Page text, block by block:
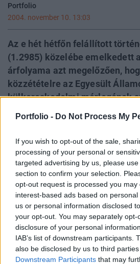
Portfolio - Do Not Process My
If you wish to opt-out of the sale,
processing of your personal or
targeted advertising by us, please
section to confirm your selection.
opt-out request is processed you may
interest-based ads based on
us or personal information disclosed
your opt-out. You may separately
disclosure of your personal
IAB’s list of downstream participants.
also be disclosed by us to third
Downstream Participants that may
Portfolio
2004. november 10. 13:03
Az e hét hétfőn felállított
(1.2985) közelébe emelkedett
árfolyama azt megelőzően,
közzétételre az Egyesült
külkereskedelmi mérlegének
konszenzusokban szereplő
dollárnál nagyobb lehet a
54.04 milliárd dollár
A piacok a ma este 20:15-kor
kamatdöntéssel kapcsolatban is
szereplők és az elemzők többsége
jelenlegi 1.75%-ról 2.00%-ra
kamatszintje. Jelenleg 1.2960-
árfolyama a ma reggeli 1.29-1.2910
képest.A jelen írás nem minősül
tanácsadásnak...